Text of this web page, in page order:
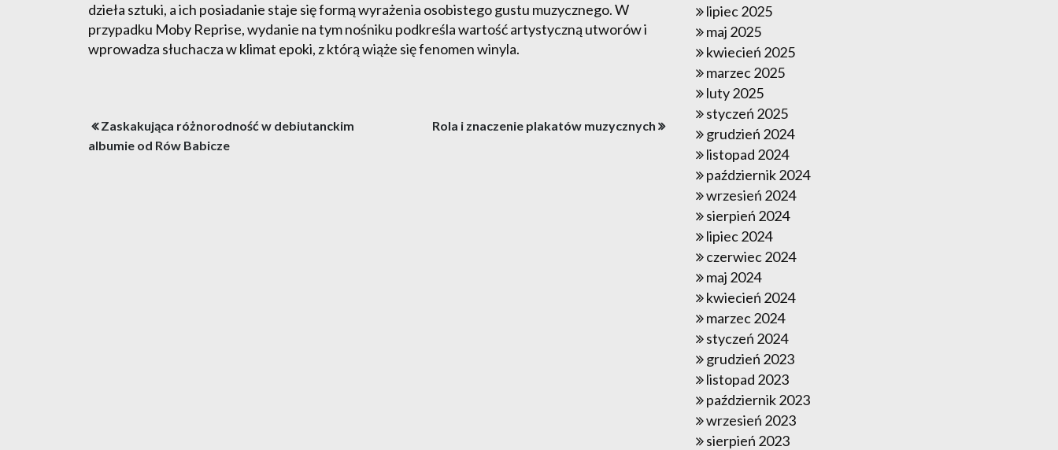
dzieła sztuki, a ich posiadanie staje się formą wyrażenia osobistego gustu muzycznego. W
przypadku Moby Reprise, wydanie na tym nośniku podkreśla wartość artystyczną utworów i
wprowadza słuchacza w klimat epoki, z którą wiąże się fenomen winyla.
Nawigacja
wpisu
Zaskakująca różnorodność w debiutanckim
albumie od Rów Babicze
Rola i znaczenie plakatów muzycznych
lipiec 2025
maj 2025
kwiecień 2025
marzec 2025
luty 2025
styczeń 2025
grudzień 2024
listopad 2024
październik 2024
wrzesień 2024
sierpień 2024
lipiec 2024
czerwiec 2024
maj 2024
kwiecień 2024
marzec 2024
styczeń 2024
grudzień 2023
listopad 2023
październik 2023
wrzesień 2023
sierpień 2023